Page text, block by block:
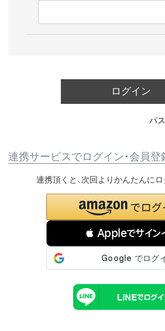
ログイン
パ
連携サービスでログイン・会員登
 Appleでサイン
連携頂くと、次回よりかんたんにロ